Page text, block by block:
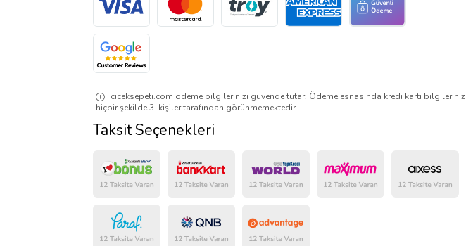
ciceksepeti.com ödeme bilgilerinizi güvende tutar. Ödeme esnasında kredi kartı bilgileriniz
hiçbir şekilde 3. kişiler tarafından görünmemektedir.
Taksit Seçenekleri